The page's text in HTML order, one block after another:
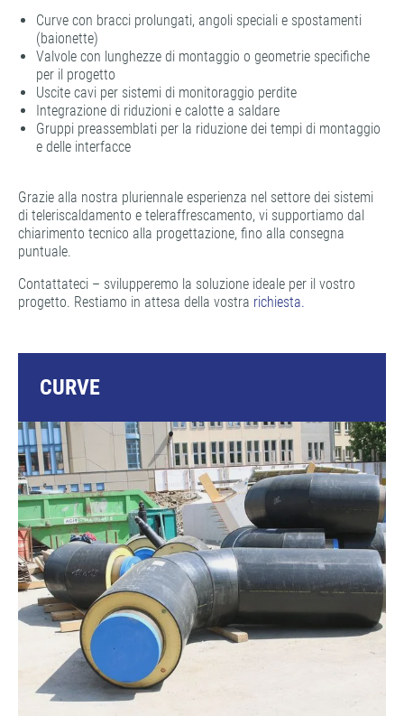
Curve con bracci prolungati, angoli speciali e spostamenti
(baionette)
Valvole con lunghezze di montaggio o geometrie specifiche
per il progetto
Uscite cavi per sistemi di monitoraggio perdite
Integrazione di riduzioni e calotte a saldare
Gruppi preassemblati per la riduzione dei tempi di montaggio
e delle interfacce
Grazie alla nostra pluriennale esperienza nel settore dei sistemi
di teleriscaldamento e teleraffrescamento, vi supportiamo dal
chiarimento tecnico alla progettazione, fino alla consegna
puntuale.
Contattateci – svilupperemo la soluzione ideale per il vostro
progetto. Restiamo in attesa della vostra richiesta.
CURVE